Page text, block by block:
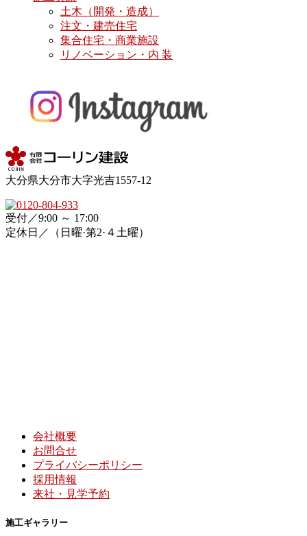
土木（開発・造成）
注文・建売住宅
集合住宅・商業施設
リノベーション・内 装
大分県大分市大字光吉1557-12
受付／9:00 ～ 17:00
定休日／（日曜·第2·４土曜）
会社概要
お問合せ
プライバシーポリシー
採用情報
来社・見学予約
施工ギャラリー